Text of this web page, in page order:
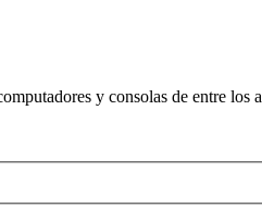
y consolas de entre los